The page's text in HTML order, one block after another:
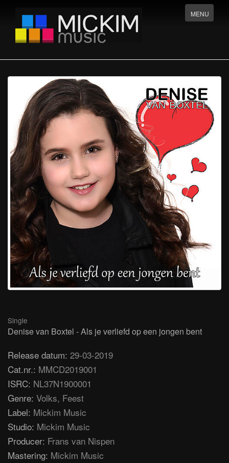
Menu
MENU
Single
Denise van Boxtel - Als je verliefd op een jongen bent
Release datum: 29-03-2019
Cat.nr.: MMCD2019001
ISRC: NL37N1900001
Genre: Volks, Feest
Label: Mickim Music
Studio: Mickim Music
Producer: Frans van Nispen
Mastering: Mickim Music